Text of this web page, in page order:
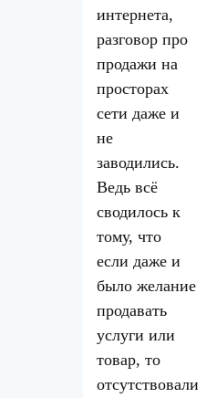
интернета,
разговор про
продажи на
просторах
сети даже и
не
заводились.
Ведь всё
сводилось к
тому, что
если даже и
было желание
продавать
услуги или
товар, то
отсутствовали